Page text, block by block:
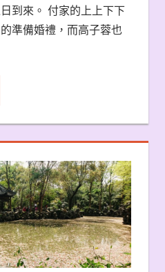
到來。 付家的上上下下
準備婚禮，而高子蓉也